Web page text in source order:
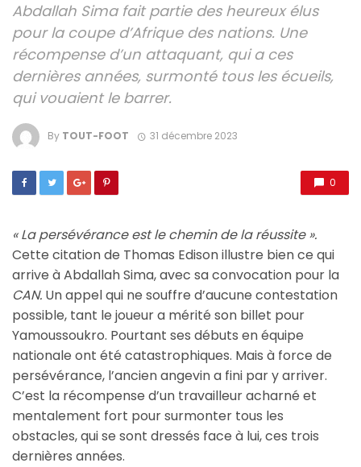
Abdallah Sima fait partie des heureux élus
pour la coupe d’Afrique des nations. Une
récompense d’un attaquant, qui a ces
dernières années, surmonté tous les écueils,
qui vouaient le barrer.
By TOUT-FOOT 31 décembre 2023
0
« La persévérance est le chemin de la réussite ».
Cette citation de Thomas Edison illustre bien ce qui
arrive à Abdallah Sima, avec sa convocation pour la
CAN. Un appel qui ne souffre d’aucune contestation
possible, tant le joueur a mérité son billet pour
Yamoussoukro. Pourtant ses débuts en équipe
nationale ont été catastrophiques. Mais à force de
persévérance, l’ancien angevin a fini par y arriver.
C’est la récompense d’un travailleur acharné et
mentalement fort pour surmonter tous les
obstacles, qui se sont dressés face à lui, ces trois
dernières années.